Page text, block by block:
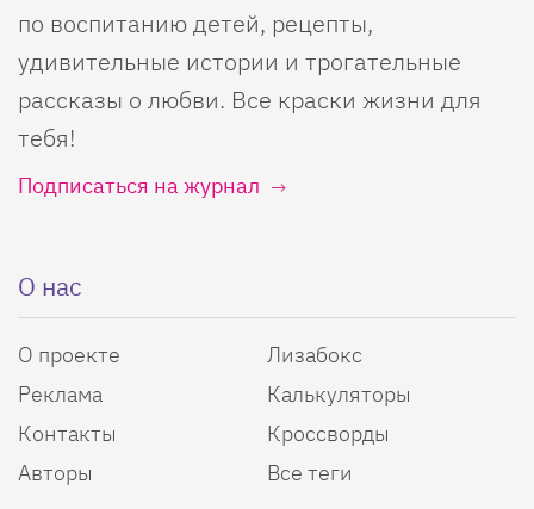
по воспитанию детей, рецепты,
удивительные истории и трогательные
рассказы о любви. Все краски жизни для
тебя!
Подписаться на журнал
О нас
О проекте
Реклама
Контакты
Авторы
Лизабокс
Калькуляторы
Кроссворды
Все теги